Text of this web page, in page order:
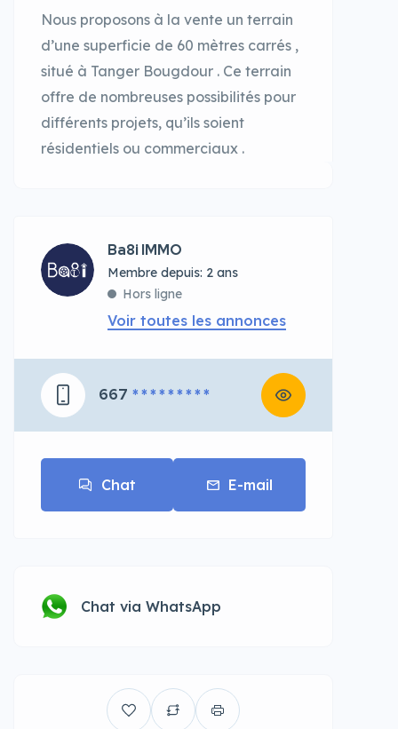
Nous proposons à la vente un terrain
d’une superficie de 60 mètres carrés ,
situé à Tanger Bougdour . Ce terrain
offre de nombreuses possibilités pour
différents projets, qu’ils soient
résidentiels ou commerciaux .
Ba8i IMMO
Membre depuis: 2 ans
Hors ligne
Voir toutes les annonces
667 * * * * * * * * *
Chat E-mail
Chat via WhatsApp